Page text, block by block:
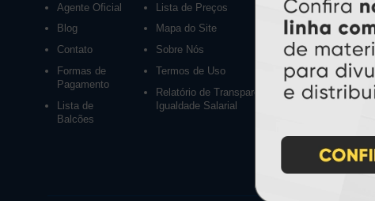
Agente Oficial
Blog
Contato
Formas de
Pagamento
Lista de
Balcões
Lista de Preços
Mapa do Site
Sobre Nós
Termos de Uso
Relatório de Transparência e
Igualdade Salarial